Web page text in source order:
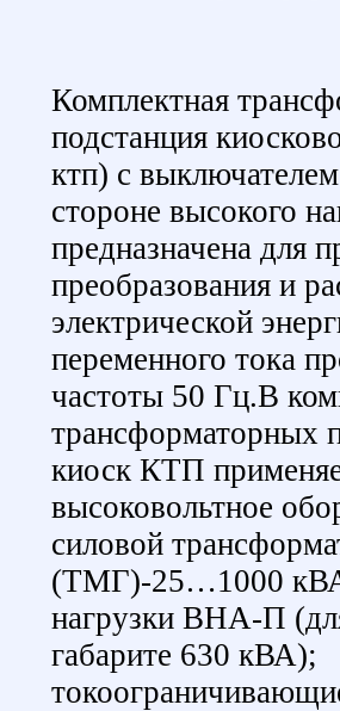
Комплектная
подстанция
ктп) с
стороне высокого
предназначена для
преобразования и
электрической
переменного тока
частоты 50 Гц.В
трансформаторных
киоск КТП
высоковольтное
силовой
(ТМГ)-25…1000
нагрузки ВНА-П
габарите 630 кВА);